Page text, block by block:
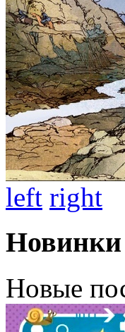
left right
Новинки
Новые